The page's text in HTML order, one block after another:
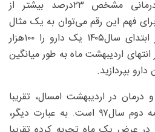
خرید اقلام بهداشتی و درمانی مشخص ۲۳‌درصد بیشتر از
فهم این رقم می‌توان به یک مثال
ساده‌شده توجه کرد: اگر در ابتدای سال۱۴۰۵ یک دارو را ۱۰۰‌هزار
اردیبهشت ماه به طور میانگین
درمان در اردیبهشت امسال، تقریبا
معادل با تورم سالانه در نیمه دوم سال۹۷ است. به عبارت دیگر،